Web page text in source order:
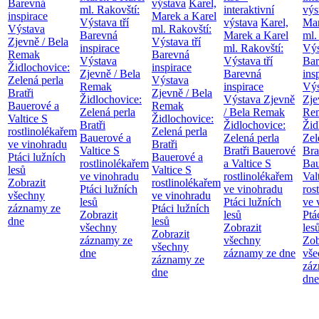
Barevná
inspirace
Výstava
Zjevně / Bela
Remak
Židlochovice:
Zelená perla
Bratři
Bauerové a
Valtice S
rostlinolékařem
ve vinohradu
Ptáci lužních
lesů
Zobrazit
všechny
záznamy ze
dne
ml. Rakovští:
Výstava tří
Barevná
inspirace
Výstava
Zjevně / Bela
Remak
Židlochovice:
Zelená perla
Bratři
Bauerové a
Valtice S
rostlinolékařem
ve vinohradu
Ptáci lužních
lesů
Zobrazit
všechny
záznamy ze
dne
výstava Karel,
Marek a Karel
ml. Rakovští:
Výstava tří
Barevná
inspirace
Výstava
Zjevně / Bela
Remak
Židlochovice:
Zelená perla
Bratři
Bauerové a
Valtice S
rostlinolékařem
ve vinohradu
Ptáci lužních
lesů
Zobrazit
všechny
záznamy ze
dne
interaktivní
výstava Karel,
Marek a Karel
ml. Rakovští:
Výstava tří
Barevná
inspirace
Výstava Zjevně
/ Bela Remak
Židlochovice:
Zelená perla
Bratři Bauerové
a Valtice S
rostlinolékařem
ve vinohradu
Ptáci lužních
lesů
Zobrazit
všechny
záznamy ze dne
ml.
ve
dne